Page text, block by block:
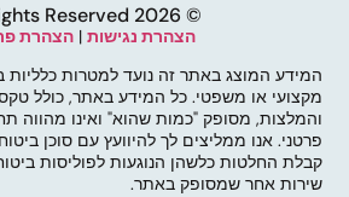
© 2026 All Rights Reserved
הצהרת נגישות | הצהרת
המידע המוצג באתר זה נועד למטרות כלליות
מקצועי או משפטי. כל המידע באתר, כולל
והמלצות, מסופק "כמות שהוא" ואינו מהווה
פרטני. אנו ממליצים לך להיוועץ עם סוכן
קבלת החלטות כלשהן הנוגעות לפוליסות
שירות אחר שמסופק באתר.